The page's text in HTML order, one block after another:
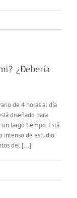
¿Debería
de 4 horas al día
diseñado para
largo tiempo. Está
intenso de estudio
del [...]